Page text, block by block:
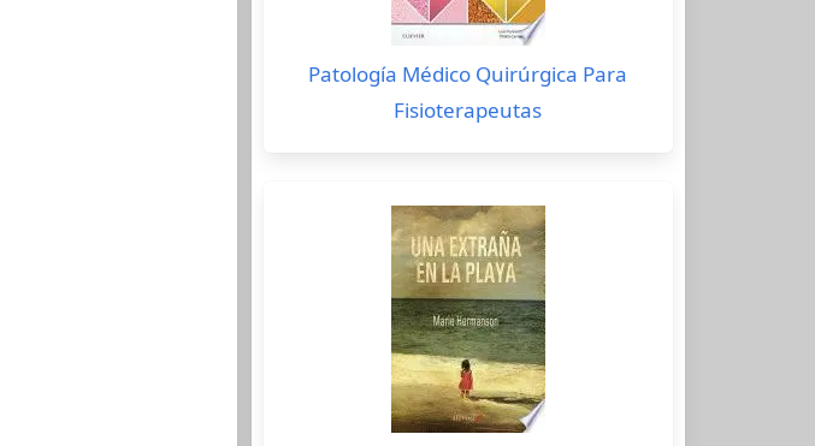
Patología Médico Quirúrgica Para
Fisioterapeutas